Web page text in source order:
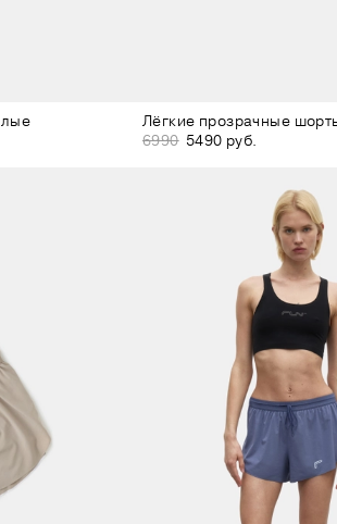
Лёгкие прозрачные
6990 5490 руб.